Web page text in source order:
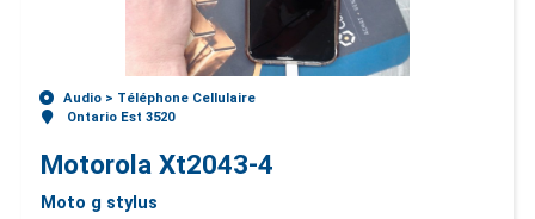
Audio > Téléphone Cellulaire
Ontario Est 3520
Motorola Xt2043-4
Moto g stylus